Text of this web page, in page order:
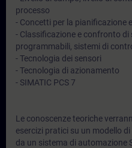
processo
- Concetti per la pianificazione
- Classificazione e confronto
programmabili, sistemi di
- Tecnologia dei sensori
- Tecnologia di azionamento
- SIMATIC PCS 7
Le conoscenze teoriche
esercizi pratici su un modello
da un sistema di automazione